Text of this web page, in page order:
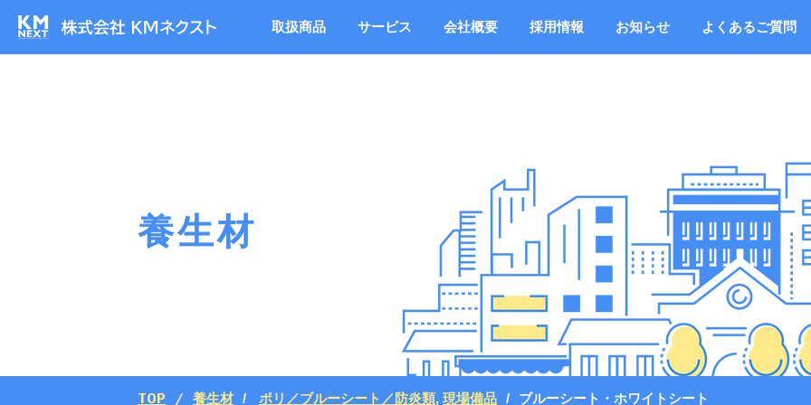
取扱商品 サービス 会社概要 採用情報 お知らせ よくあるご質問
養生材
TOP 養生材 ポリ／ブルーシート／防炎類, 現場備品 ブルーシート・ホワイトシート